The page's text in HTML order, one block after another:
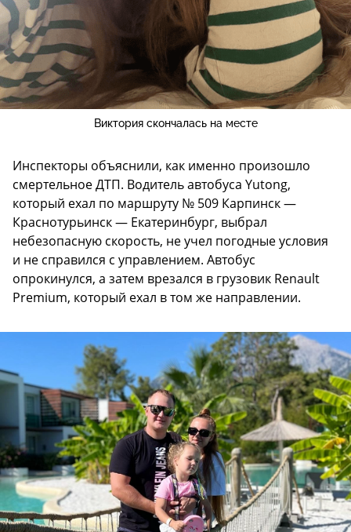
Виктория скончалась на месте
Инспекторы объяснили, как именно произошло
смертельное ДТП. Водитель автобуса Yutong,
который ехал по маршруту № 509 Карпинск —
Краснотурьинск — Екатеринбург, выбрал
небезопасную скорость, не учел погодные условия
и не справился с управлением. Автобус
опрокинулся, а затем врезался в грузовик Renault
Premium, который ехал в том же направлении.